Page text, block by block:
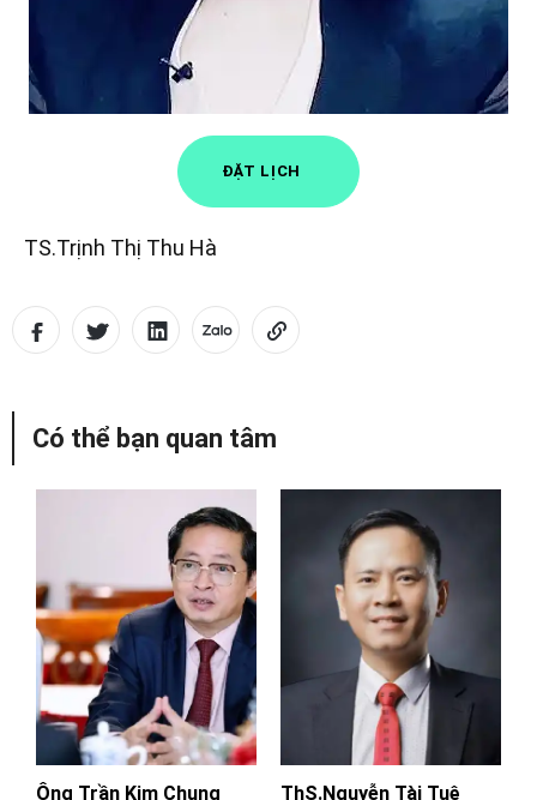
ĐẶT LỊCH
TS.Trịnh Thị Thu Hà
Có thể bạn quan tâm
Ông Trần Kim Chung ThS.Nguyễn Tài Tuệ